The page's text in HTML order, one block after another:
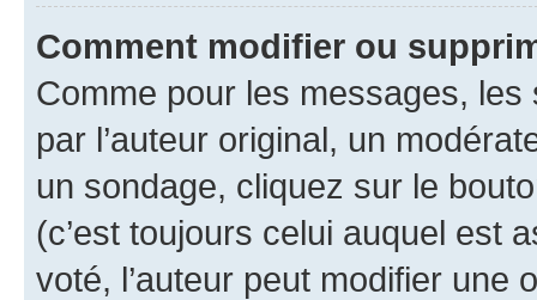
Comment modifier ou
Comme pour les messages,
par l’auteur original, un
un sondage, cliquez sur le
(c’est toujours celui auquel est
voté, l’auteur peut modifier une